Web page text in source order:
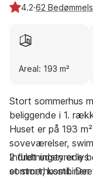
4.2·62
Areal: 193 m²
Stort sommerhus
beliggende i 1.
Huset er på 193
soveværelser,
2 fuldt udstyrede
et stort,
Indretningen er
sommerhusstil.